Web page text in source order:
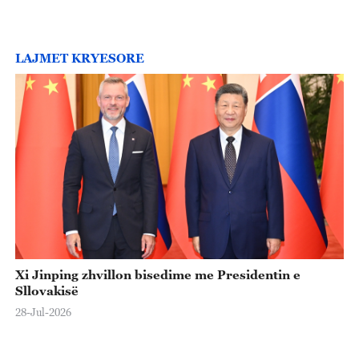
LAJMET KRYESORE
Xi Jinping zhvillon bisedime me Presidentin e
Sllovakisë
28-Jul-2026